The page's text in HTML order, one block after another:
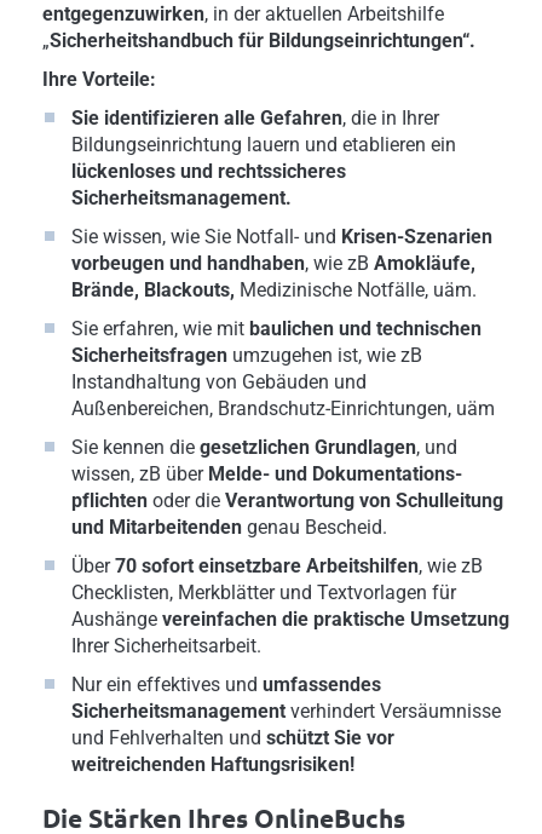
entgegenzuwirken, in der aktuellen Arbeitshilfe
„Sicherheitshandbuch für Bildungseinrichtungen“.
Ihre Vorteile:
Sie identifizieren alle Gefahren, die in Ihrer
Bildungseinrichtung lauern und etablieren ein
lückenloses und rechtssicheres
Sicherheitsmanagement.
Sie wissen, wie Sie Notfall- und Krisen-Szenarien
vorbeugen und handhaben, wie zB Amokläufe,
Brände, Blackouts, Medizinische Notfälle, uäm.
Sie erfahren, wie mit baulichen und technischen
Sicherheitsfragen umzugehen ist, wie zB
Instandhaltung von Gebäuden und
Außenbereichen, Brandschutz-Einrichtungen, uäm
Sie kennen die gesetzlichen Grundlagen, und
wissen, zB über Melde- und Dokumentations-
pflichten oder die Verantwortung von Schulleitung
und Mitarbeitenden genau Bescheid.
Über70 sofort einsetzbare Arbeitshilfen, wie zB
Checklisten, Merkblätter und Textvorlagen für
Aushänge vereinfachen die praktische Umsetzung
Ihrer Sicherheitsarbeit.
Nur ein effektives und umfassendes
Sicherheitsmanagement verhindert Versäumnisse
und Fehlverhalten und schützt Sie vor
weitreichenden Haftungsrisiken!
Die Stärken Ihres OnlineBuchs